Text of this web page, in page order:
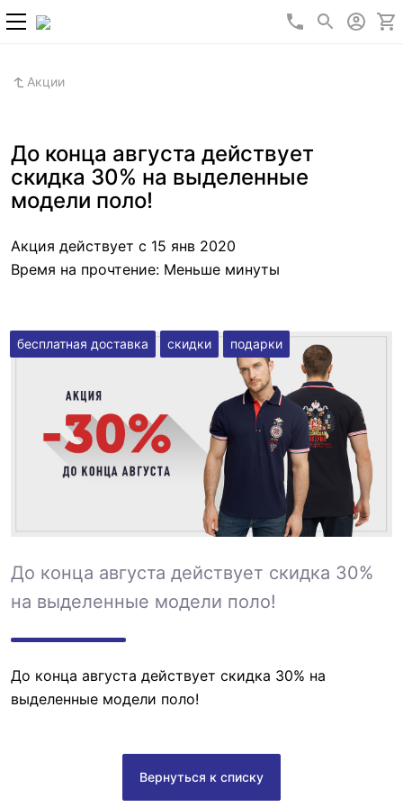
+7 (800) 700-
Акции
До конца августа действует
скидка 30% на выделенные
модели поло!
Акция действует с 15 янв 2020
Время на прочтение: Меньше минуты
бесплатная доставка скидки подарки
До конца августа действует скидка 30%
на выделенные модели поло!
До конца августа действует скидка 30% на
выделенные модели поло!
Вернуться к списку